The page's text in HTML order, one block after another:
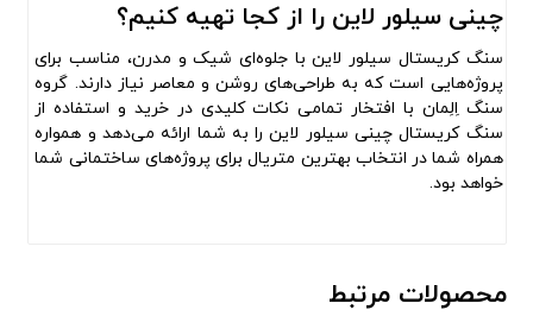
چینی سیلور لاین را از کجا تهیه کنیم؟
سنگ کریستال سیلور لاین با جلوه‌ای شیک و مدرن، مناسب برای
پروژه‌هایی است که به طراحی‌های روشن و معاصر نیاز دارند. گروه
سنگ اِلِمان با افتخار تمامی نکات کلیدی در خرید و استفاده از
سنگ کریستال چینی سیلور لاین را به شما ارائه می‌دهد و همواره
همراه شما در انتخاب بهترین متریال برای پروژه‌های ساختمانی شما
خواهد بود.
محصولات مرتبط